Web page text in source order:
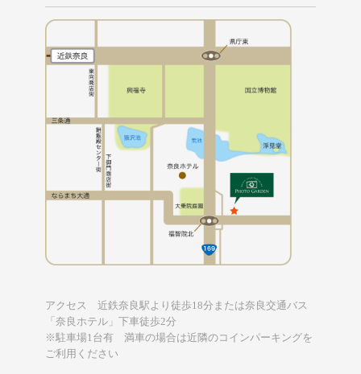
アクセス 近鉄奈良駅より徒歩18分または奈良交通バス
「奈良ホテル」下車徒歩2分
※駐車場1台有 満車の場合は近隣のコインパーキングを
ご利用ください